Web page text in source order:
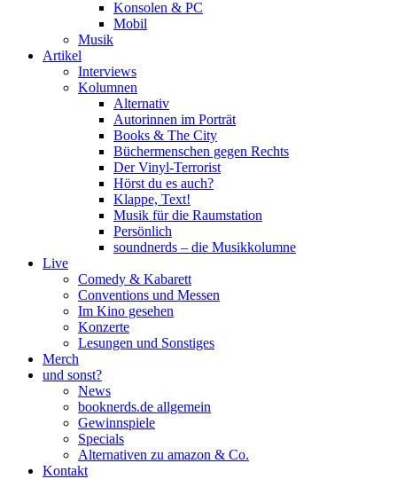
Konsolen & PC
Mobil
Musik
Artikel
Interviews
Kolumnen
Alternativ
Autorinnen im Porträt
Books & The City
Büchermenschen gegen Rechts
Der Vinyl-Terrorist
Hörst du es auch?
Klappe, Text!
Musik für die Raumstation
Persönlich
soundnerds – die Musikkolumne
Live
Comedy & Kabarett
Conventions und Messen
Im Kino gesehen
Konzerte
Lesungen und Sonstiges
Merch
und sonst?
News
booknerds.de allgemein
Gewinnspiele
Specials
Alternativen zu amazon & Co.
Kontakt